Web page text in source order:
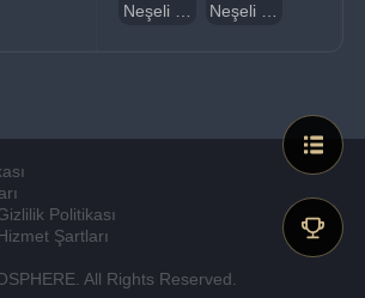
Politikası
Şartları
All Rights Reserved.